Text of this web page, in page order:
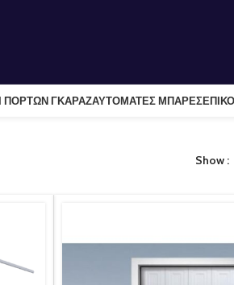
ΠΟΡΤΩΝ ΓΚΑΡΑΖΑΥΤΟΜΑΤΕΣ ΜΠΑΡΕΣ
Show